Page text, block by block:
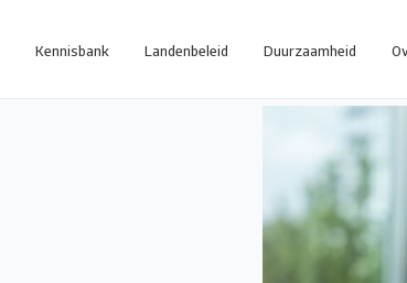
Kennisbank Landenbeleid Duurzaamheid